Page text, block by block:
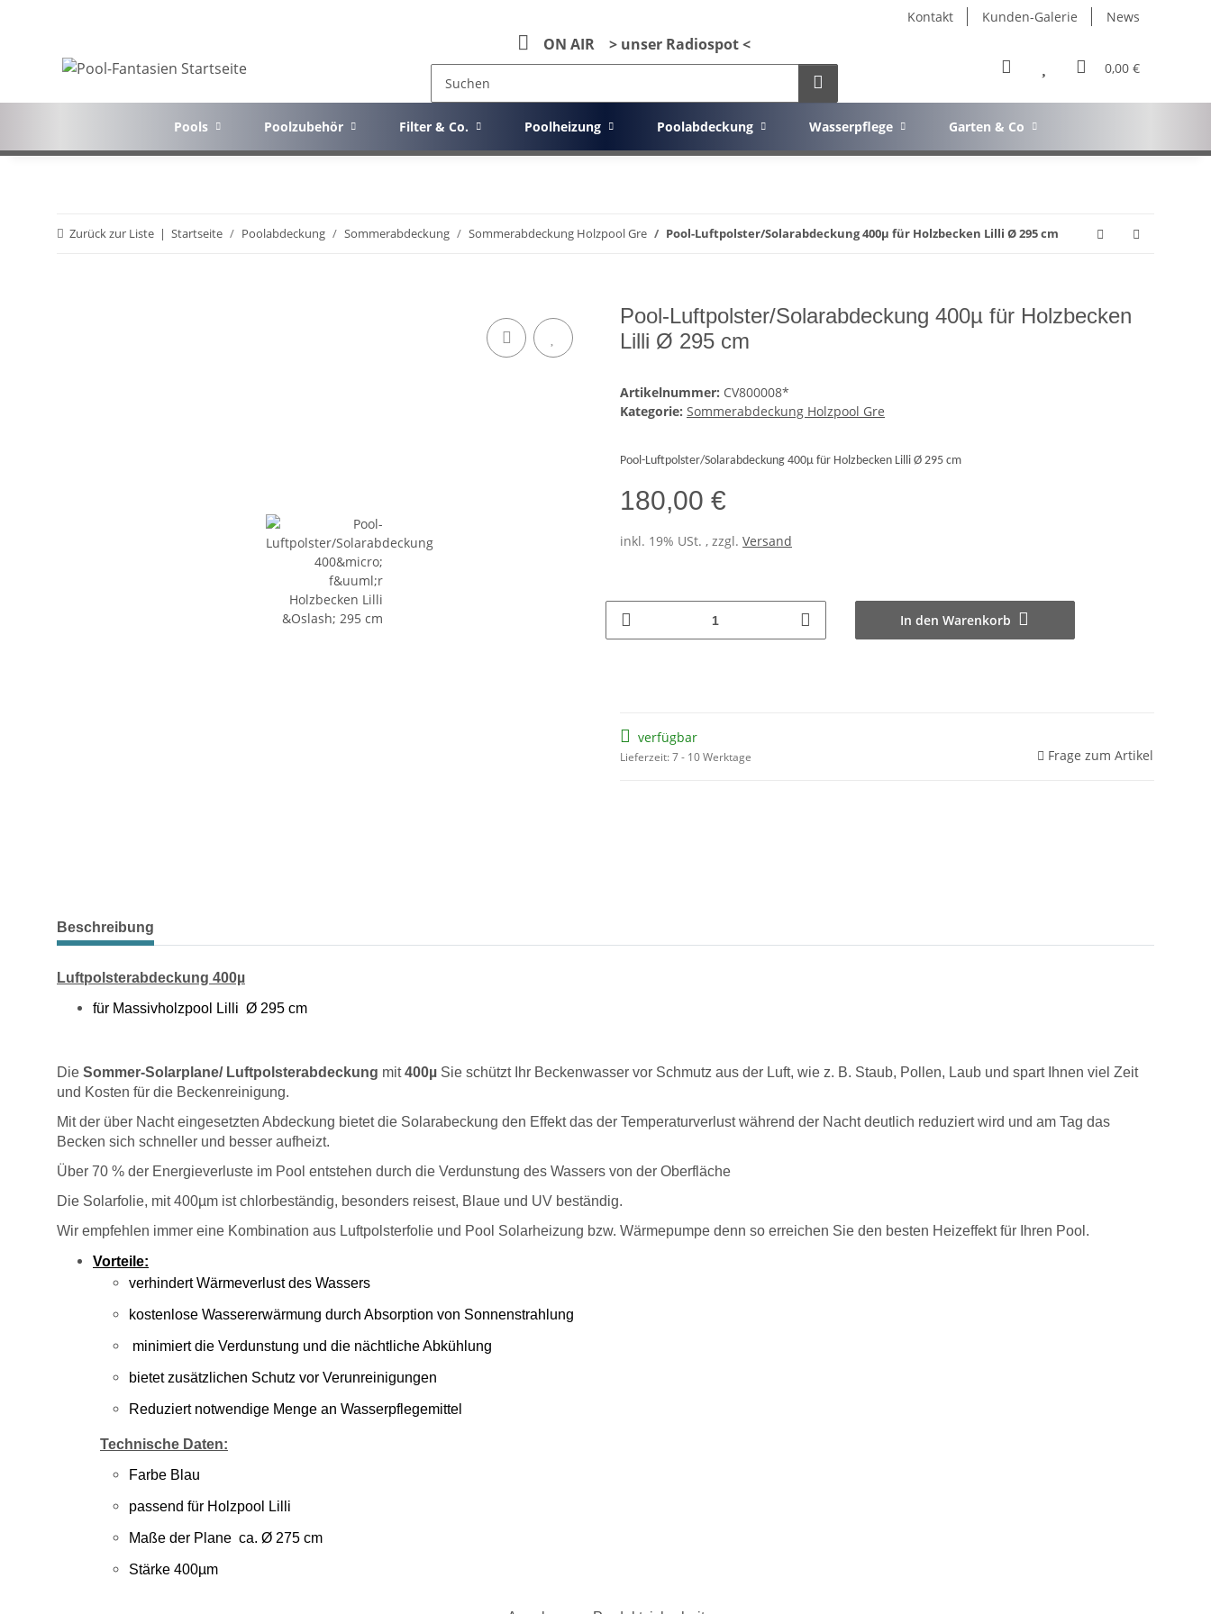
Kontakt Kunden-Galerie News
ON AIR > unser Radiospot <
0,00 €
Pools Poolzubehör Filter & Co. Poolheizung Poolabdeckung Wasserpflege Garten & Co
Zurück zur Liste Startseite Poolabdeckung Sommerabdeckung Sommerabdeckung Holzpool Gre Pool-Luftpolster/Solarabdeckung 400µ für Holzbecken Lilli Ø 295 cm
Pool-Luftpolster/Solarabdeckung 400µ für Holzbecken
Lilli Ø 295 cm
Artikelnummer: CV800008*
Kategorie: Sommerabdeckung Holzpool Gre
Pool-Luftpolster/Solarabdeckung 400µ für Holzbecken Lilli Ø 295 cm
180,00 €
inkl. 19% USt. , zzgl. Versand
In den Warenkorb
verfügbar
Lieferzeit: 7 - 10 Werktage Frage zum Artikel
weitere Registerkarten anzeigen
Beschreibung
Luftpolsterabdeckung 400µ
für Massivholzpool Lilli Ø 295 cm
Die Sommer-Solarplane/ Luftpolsterabdeckung mit400µ Sie schützt Ihr Beckenwasser vor Schmutz aus der Luft, wie z. B. Staub, Pollen, Laub und spart Ihnen viel Zeit
und Kosten für die Beckenreinigung.
Mit der über Nacht eingesetzten Abdeckung bietet die Solarabeckung den Effekt das der Temperaturverlust während der Nacht deutlich reduziert wird und am Tag das
Becken sich schneller und besser aufheizt.
Über 70 % der Energieverluste im Pool entstehen durch die Verdunstung des Wassers von der Oberfläche
Die Solarfolie, mit 400µm ist chlorbeständig, besonders reisest, Blaue und UV beständig.
Wir empfehlen immer eine Kombination aus Luftpolsterfolie und Pool Solarheizung bzw. Wärmepumpe denn so erreichen Sie den besten Heizeffekt für Ihren Pool.
Vorteile:
verhindert Wärmeverlust des Wassers
kostenlose Wassererwärmung durch Absorption von Sonnenstrahlung
minimiert die Verdunstung und die nächtliche Abkühlung
bietet zusätzlichen Schutz vor Verunreinigungen
Reduziert notwendige Menge an Wasserpflegemittel
Technische Daten:
Farbe Blau
passend für Holzpool Lilli
Maße der Plane ca. Ø 275 cm
Stärke 400µm